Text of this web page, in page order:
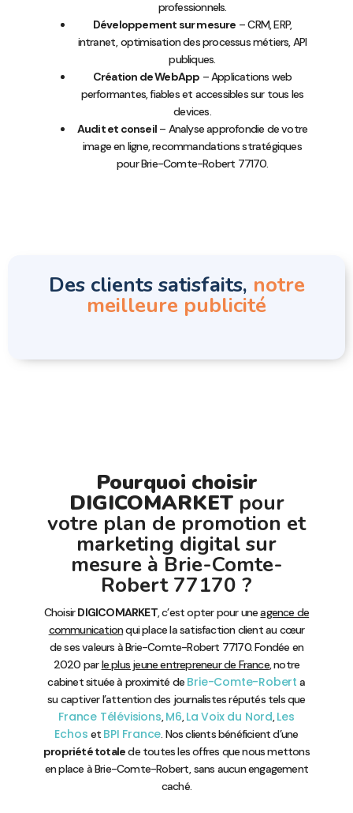
professionnels.
Développement sur mesure – CRM, ERP,
intranet, optimisation des processus métiers, API
publiques.
Création de WebApp – Applications web
performantes, fiables et accessibles sur tous les
devices.
Audit et conseil – Analyse approfondie de votre
image en ligne, recommandations stratégiques
pour Brie-Comte-Robert 77170.
Des clients satisfaits, notre
meilleure publicité
Pourquoi choisir
DIGICOMARKETpour
votre plan de promotion et
marketing digital sur
mesure à Brie-Comte-
Robert 77170 ?
ChoisirDIGICOMARKET, c’est opter pour uneagence de
communicationqui place la satisfaction client au cœur
de ses valeurs à Brie-Comte-Robert 77170. Fondée en
2020 parle plus jeune entrepreneur de France, notre
cabinet située à proximité de Brie-Comte-Robert a
su captiver l’attention des journalistes réputés tels que
France Télévisions,M6,La Voix du Nord,Les
Echos et BPI France. Nos clients bénéficient d’une
propriété totalede toutes les offres que nous mettons
en place à Brie-Comte-Robert, sans aucun engagement
caché.